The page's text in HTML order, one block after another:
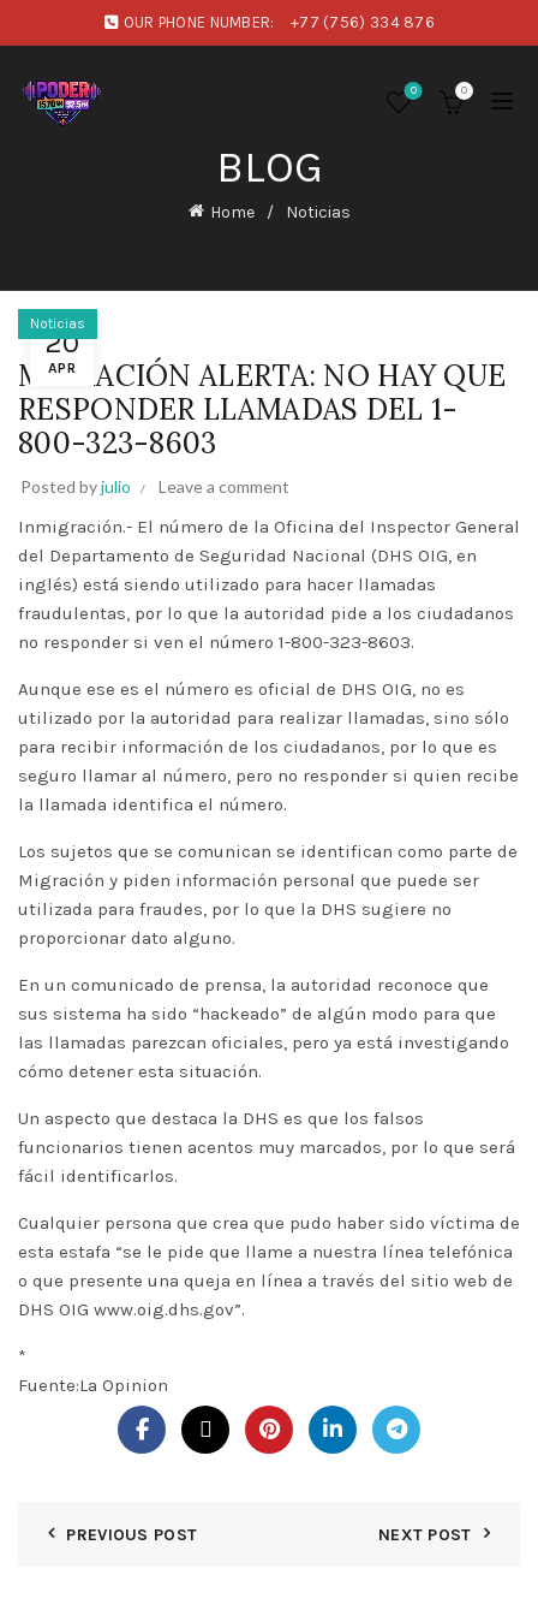
OUR PHONE NUMBER: +77 (756) 334 876
0 0
BLOG
Home Noticias
20
APR
Noticias
MIGRACIÓN ALERTA: NO HAY QUE
RESPONDER LLAMADAS DEL 1-
800-323-8603
Posted byjulio Leave a comment
Inmigración.- El número de la Oficina del Inspector General
del Departamento de Seguridad Nacional (DHS OIG, en
inglés) está siendo utilizado para hacer llamadas
fraudulentas, por lo que la autoridad pide a los ciudadanos
no responder si ven el número 1-800-323-8603.
Aunque ese es el número es oficial de DHS OIG, no es
utilizado por la autoridad para realizar llamadas, sino sólo
para recibir información de los ciudadanos, por lo que es
seguro llamar al número, pero no responder si quien recibe
la llamada identifica el número.
Los sujetos que se comunican se identifican como parte de
Migración y piden información personal que puede ser
utilizada para fraudes, por lo que la DHS sugiere no
proporcionar dato alguno.
En un comunicado de prensa, la autoridad reconoce que
sus sistema ha sido “hackeado” de algún modo para que
las llamadas parezcan oficiales, pero ya está investigando
cómo detener esta situación.
Un aspecto que destaca la DHS es que los falsos
funcionarios tienen acentos muy marcados, por lo que será
fácil identificarlos.
Cualquier persona que crea que pudo haber sido víctima de
esta estafa “se le pide que llame a nuestra línea telefónica
o que presente una queja en línea a través del sitio web de
DHS OIG www.oig.dhs.gov”.
*
Fuente:La Opinion
PREVIOUS POST NEXT POST